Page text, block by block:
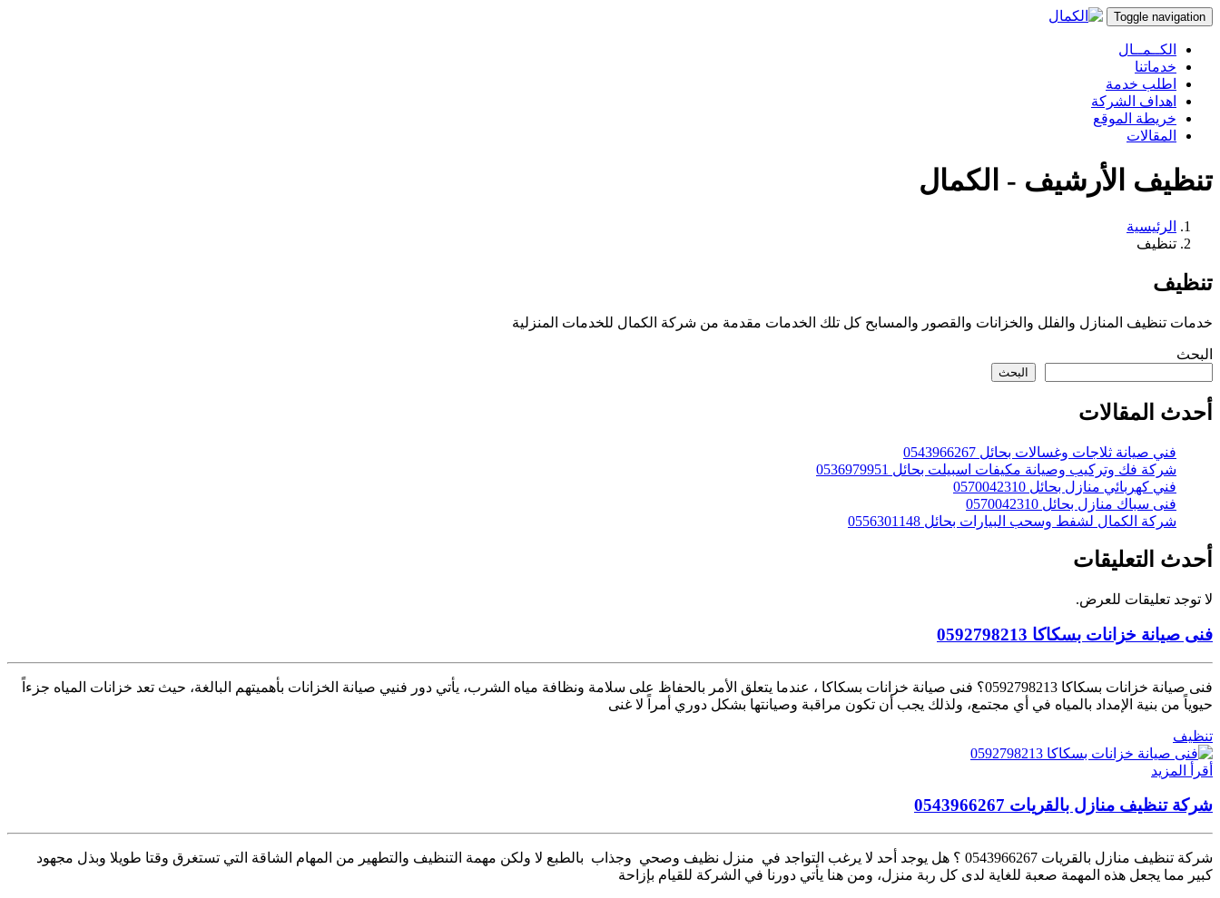
Toggle navigation
الكــمــال
خدماتنا
اطلب خدمة
اهداف الشركة
خريطة الموقع
المقالات
تنظيف الأرشيف - الكمال
الرئيسية
تنظيف
تنظيف
خدمات تنظيف المنازل والفلل والخزانات والقصور والمسابح كل تلك الخدمات مقدمة من شركة الكمال للخدمات المنزلية
البحث
البحث
أحدث المقالات
فني صيانة ثلاجات وغسالات بحائل 0543966267
شركة فك وتركيب وصيانة مكيفات اسبيلت بحائل 0536979951
فني كهربائي منازل بحائل 0570042310
فنى سباك منازل بحائل 0570042310
شركة الكمال لشفط وسحب البيارات بحائل 0556301148
أحدث التعليقات
لا توجد تعليقات للعرض.
فنى صيانة خزانات بسكاكا 0592798213
فنى صيانة خزانات بسكاكا 0592798213؟ فنى صيانة خزانات بسكاكا ، عندما يتعلق الأمر بالحفاظ على سلامة ونظافة مياه الشرب، يأتي دور فنيي صيانة الخزانات بأهميتهم البالغة، حيث تعد خزانات المياه جزءاً
حيوياً من بنية الإمداد بالمياه في أي مجتمع، ولذلك يجب أن تكون مراقبة وصيانتها بشكل دوري أمراً لا غنى
تنظيف
أقرأ المزيد
شركة تنظيف منازل بالقريات 0543966267
شركة تنظيف منازل بالقريات 0543966267 ؟ هل يوجد أحد لا يرغب التواجد في منزل نظيف وصحي وجذاب بالطبع لا ولكن مهمة التنظيف والتطهير من المهام الشاقة التي تستغرق وقتا طويلا وبذل مجهود
كبير مما يجعل هذه المهمة صعبة للغاية لدى كل ربة منزل، ومن هنا يأتي دورنا في الشركة للقيام بإزاحة